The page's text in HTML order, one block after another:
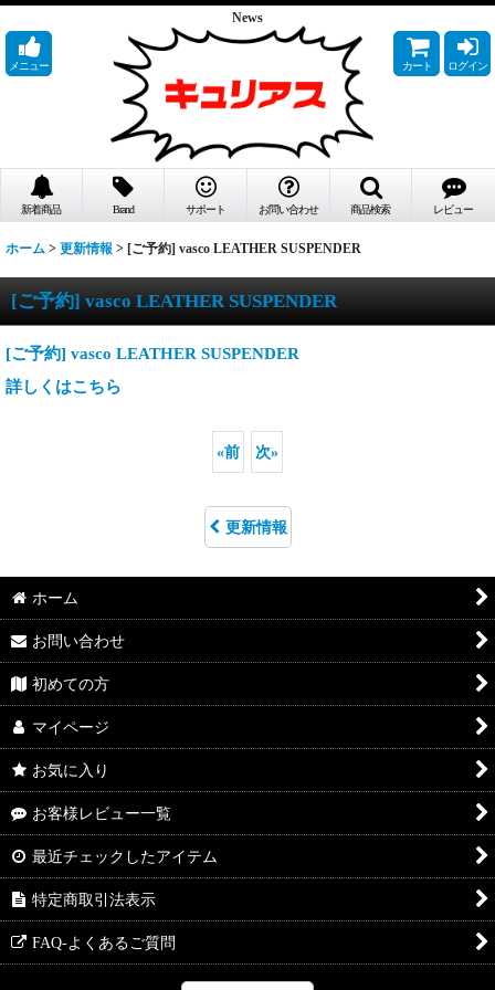
News
メニュー カート ログイン
新着商品 Brand サポート お問い合わせ 商品検索 レビュー
ホーム > 更新情報 > [ご予約] vasco LEATHER SUSPENDER
[ご予約] vasco LEATHER SUSPENDER
[ご予約] vasco LEATHER SUSPENDER
詳しくはこちら
«前 次»
更新情報
ホーム
お問い合わせ
初めての方
マイページ
お気に入り
お客様レビュー一覧
最近チェックしたアイテム
特定商取引法表示
FAQ-よくあるご質問